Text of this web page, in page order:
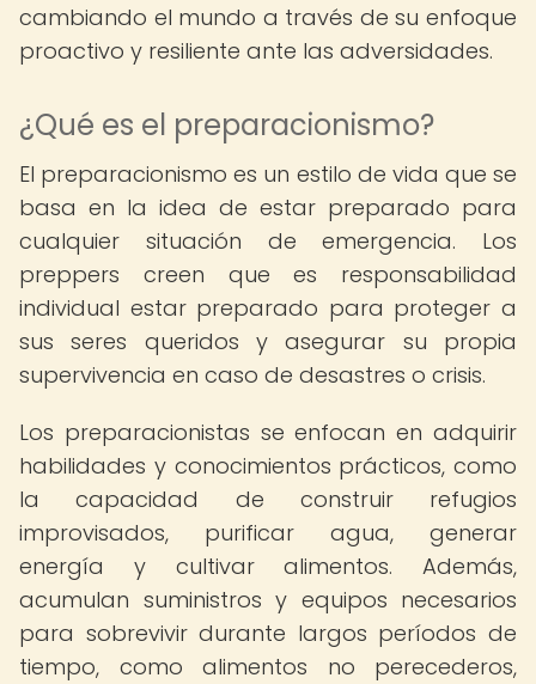
cambiando el mundo a través de su enfoque
proactivo y resiliente ante las adversidades.
¿Qué es el preparacionismo?
El preparacionismo es un estilo de vida que se
basa en la idea de estar preparado para
cualquier situación de emergencia. Los
preppers creen que es responsabilidad
individual estar preparado para proteger a
sus seres queridos y asegurar su propia
supervivencia en caso de desastres o crisis.
Los preparacionistas se enfocan en adquirir
habilidades y conocimientos prácticos, como
la capacidad de construir refugios
improvisados, purificar agua, generar
energía y cultivar alimentos. Además,
acumulan suministros y equipos necesarios
para sobrevivir durante largos períodos de
tiempo, como alimentos no perecederos,